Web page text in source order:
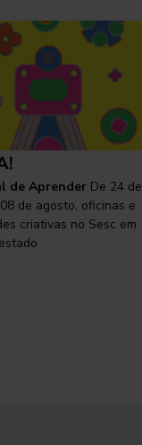
de Aprender De 24 de
de agosto, oficinas e
criativas no Sesc em